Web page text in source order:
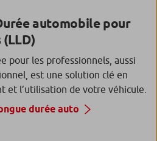
automobile pour
pour les professionnels, aussi
est une solution clé en
et l’utilisation de votre véhicule.
durée auto